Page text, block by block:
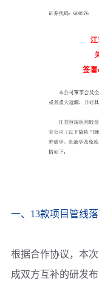
一、13款项目管线
根据合作协议，本
成双方互补的研发